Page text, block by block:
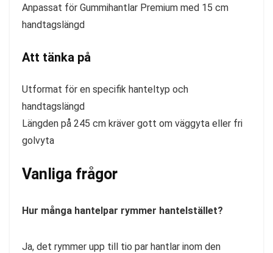
Anpassat för Gummihantlar Premium med 15 cm
handtagslängd
Att tänka på
Utformat för en specifik hanteltyp och
handtagslängd
Längden på 245 cm kräver gott om väggyta eller fri
golvyta
Vanliga frågor
Hur många hantelpar rymmer hantelstället?
Ja, det rymmer upp till tio par hantlar inom den